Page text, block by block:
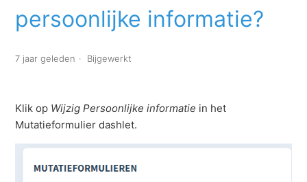
Hoe kan ik mijn adres wijzigen?
Hoe kan ik mijn bankrekeningnummer / IBAN wijzigen?
Hoe wijzig ik mijn rooster?
persoonlijke informatie?
7 jaar geleden Bijgewerkt
Klik op Wijzig Persoonlijke informatie in het
Mutatieformulier dashlet.